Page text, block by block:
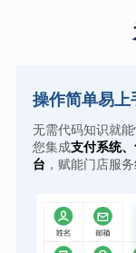
操作简单易上
无需代码知识就
您集成支付系统
台 ，赋能门店服